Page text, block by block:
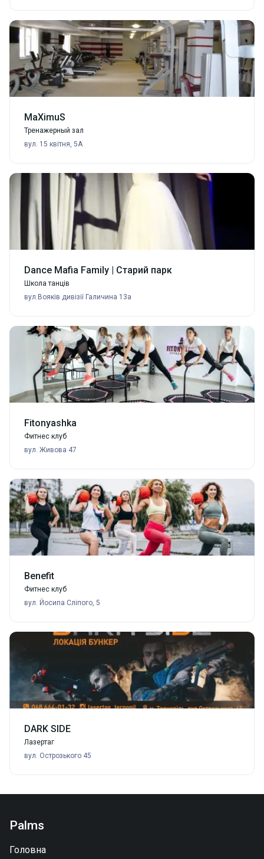
MaXimuS
Тренажерный зал
вул. 15 квітня, 5А
Dance Mafia Family | Старий парк
Школа танців
вул.Вояків дивізії Галичина 13а
Fitonyashka
Фитнес клуб
вул. Живова 47
Benefit
Фитнес клуб
вул. Йосипа Сліпого, 5
DARK SIDE
Лазертаг
вул. Острозького 45
Palms
Головна